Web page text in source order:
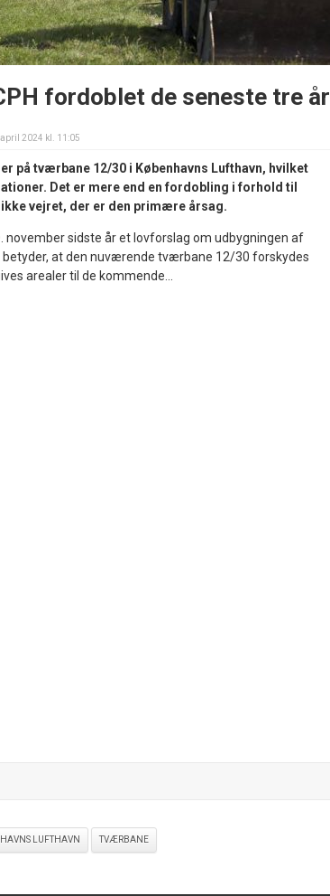
fordoblet de seneste tre år
2024 kl. 11:05
på tværbane 12/30 i Københavns Lufthavn, hvilket
Det er mere end en fordobling i forhold til
vejret, der er den primære årsag.
november sidste år et lovforslag om udbygningen af
betyder, at den nuværende tværbane 12/30 forskydes
arealer til de kommende...
LUFTHAVN TVÆRBANE